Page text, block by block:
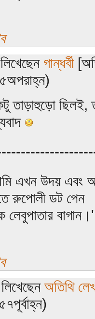
গান্ধর্বী
তাড়াহুড়ো ছিলই,
এখন উদয় এবং
রুপোলী ডট পেন
লেবুপাতার
অতিথি